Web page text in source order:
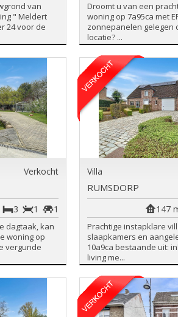
van
" Meldert
24 voor de
Droomt u van een
woning op 7a95ca met
zonnepanelen gelegen
locatie? ...
Verkocht
1
1
3
dagtaak, kan
woning op
vergunde
Villa
RUMSDORP
147
Prachtige instapklare
slaapkamers en
10a9ca bestaande uit:
living me...